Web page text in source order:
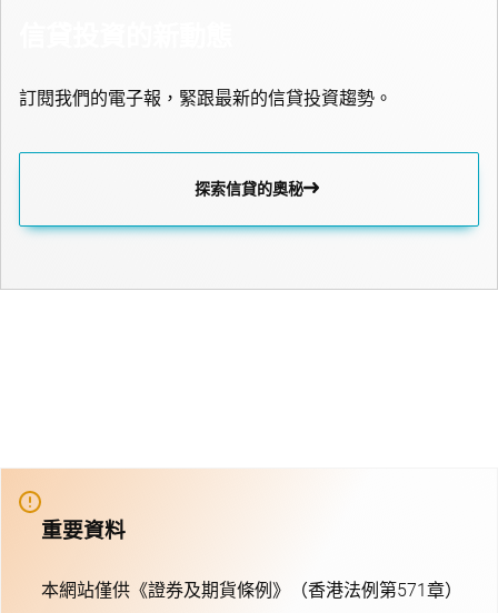
訂閱我們的電子報，緊跟最新的信貸投資趨勢。
探索信貸的奧秘
重要資料
本網站僅供《證券及期貨條例》（香港法例第571章）